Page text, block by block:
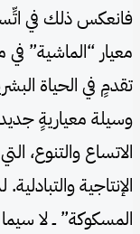
فانعكس ذلك في
معيار “الماشية”
تقدمٍ في الحياة
وسيلة معياريةٍ
الاتساع والتنوع،
الإنتاجية
المسكوكة” ــ لا